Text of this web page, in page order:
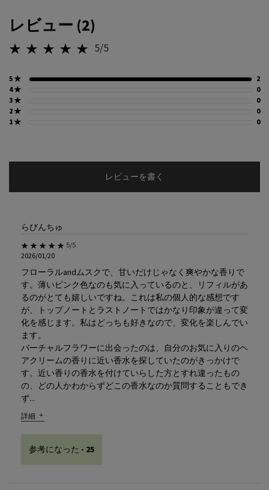
PDP Reviews
レビュー (2)
5星中5。 5/5
5 ★ 2
4 ★
00
3 ★
00
2 ★
00
1 ★
00
レビューを書く
らびんちゅ
5星中5。
5/5
2026/01/20
フローラルandムスクで、甘いだけじゃなく爽やかな香りで
す。薄いピンク色なのも気に入っているのと、リフィルがあ
るのがとても嬉しいですね。これは私の個人的な感想です
が、トップノートとラストノートではかなり印象が違って変
化を感じます。私はどっちも好きなので、変化を楽しんでい
ます。
バーチャルフラワーに出会ったのは、自分のお気に入りのヘ
アクリームの香りに近い香水を探していたのがきっかけで
す。近い香りの香水を付けていらした方とすれ違ったもの
の、どの人かわからずどこの香水なのか質問することもでき
ず...
詳細 ユーザーのレビューについて らびんちゅ
参考になった - 25